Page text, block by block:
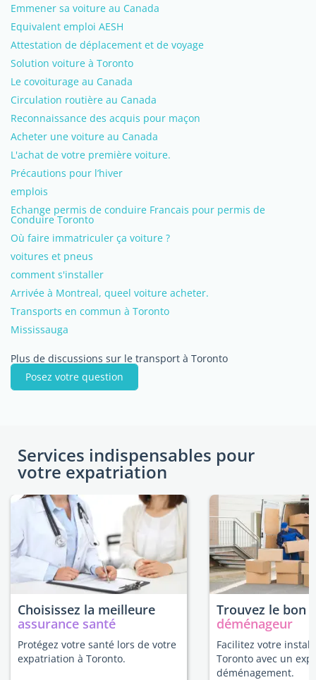
Emmener sa voiture au Canada
Equivalent emploi AESH
Attestation de déplacement et de voyage
Solution voiture à Toronto
Le covoiturage au Canada
Circulation routière au Canada
Reconnaissance des acquis pour maçon
Acheter une voiture au Canada
L'achat de votre première voiture.
Précautions pour l’hiver
emplois
Echange permis de conduire Francais pour permis de
Conduire Toronto
Où faire immatriculer ça voiture ?
voitures et pneus
comment s'installer
Arrivée à Montreal, queel voiture acheter.
Transports en commun à Toronto
Mississauga
Plus de discussions sur le transport à Toronto
Posez votre question
Services indispensables pour
votre expatriation
Choisissez la meilleure
assurance santé
Protégez votre santé lors de votre
expatriation à Toronto.
Trouvez le bon
déménageur
Facilitez votre
Toronto avec un
déménagement.